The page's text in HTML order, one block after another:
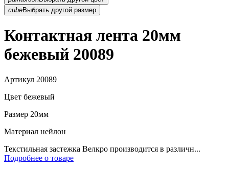
cubeВыбрать другой размер
Контактная лента 20мм
бежевый 20089
Артикул 20089
Цвет бежевый
Размер 20мм
Материал нейлон
Текстильная застежка Велкро производится в различн...
Подробнее о товаре